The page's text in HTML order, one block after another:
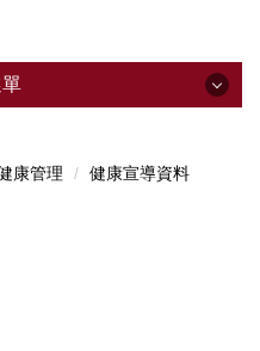
康管理 健康宣導資料